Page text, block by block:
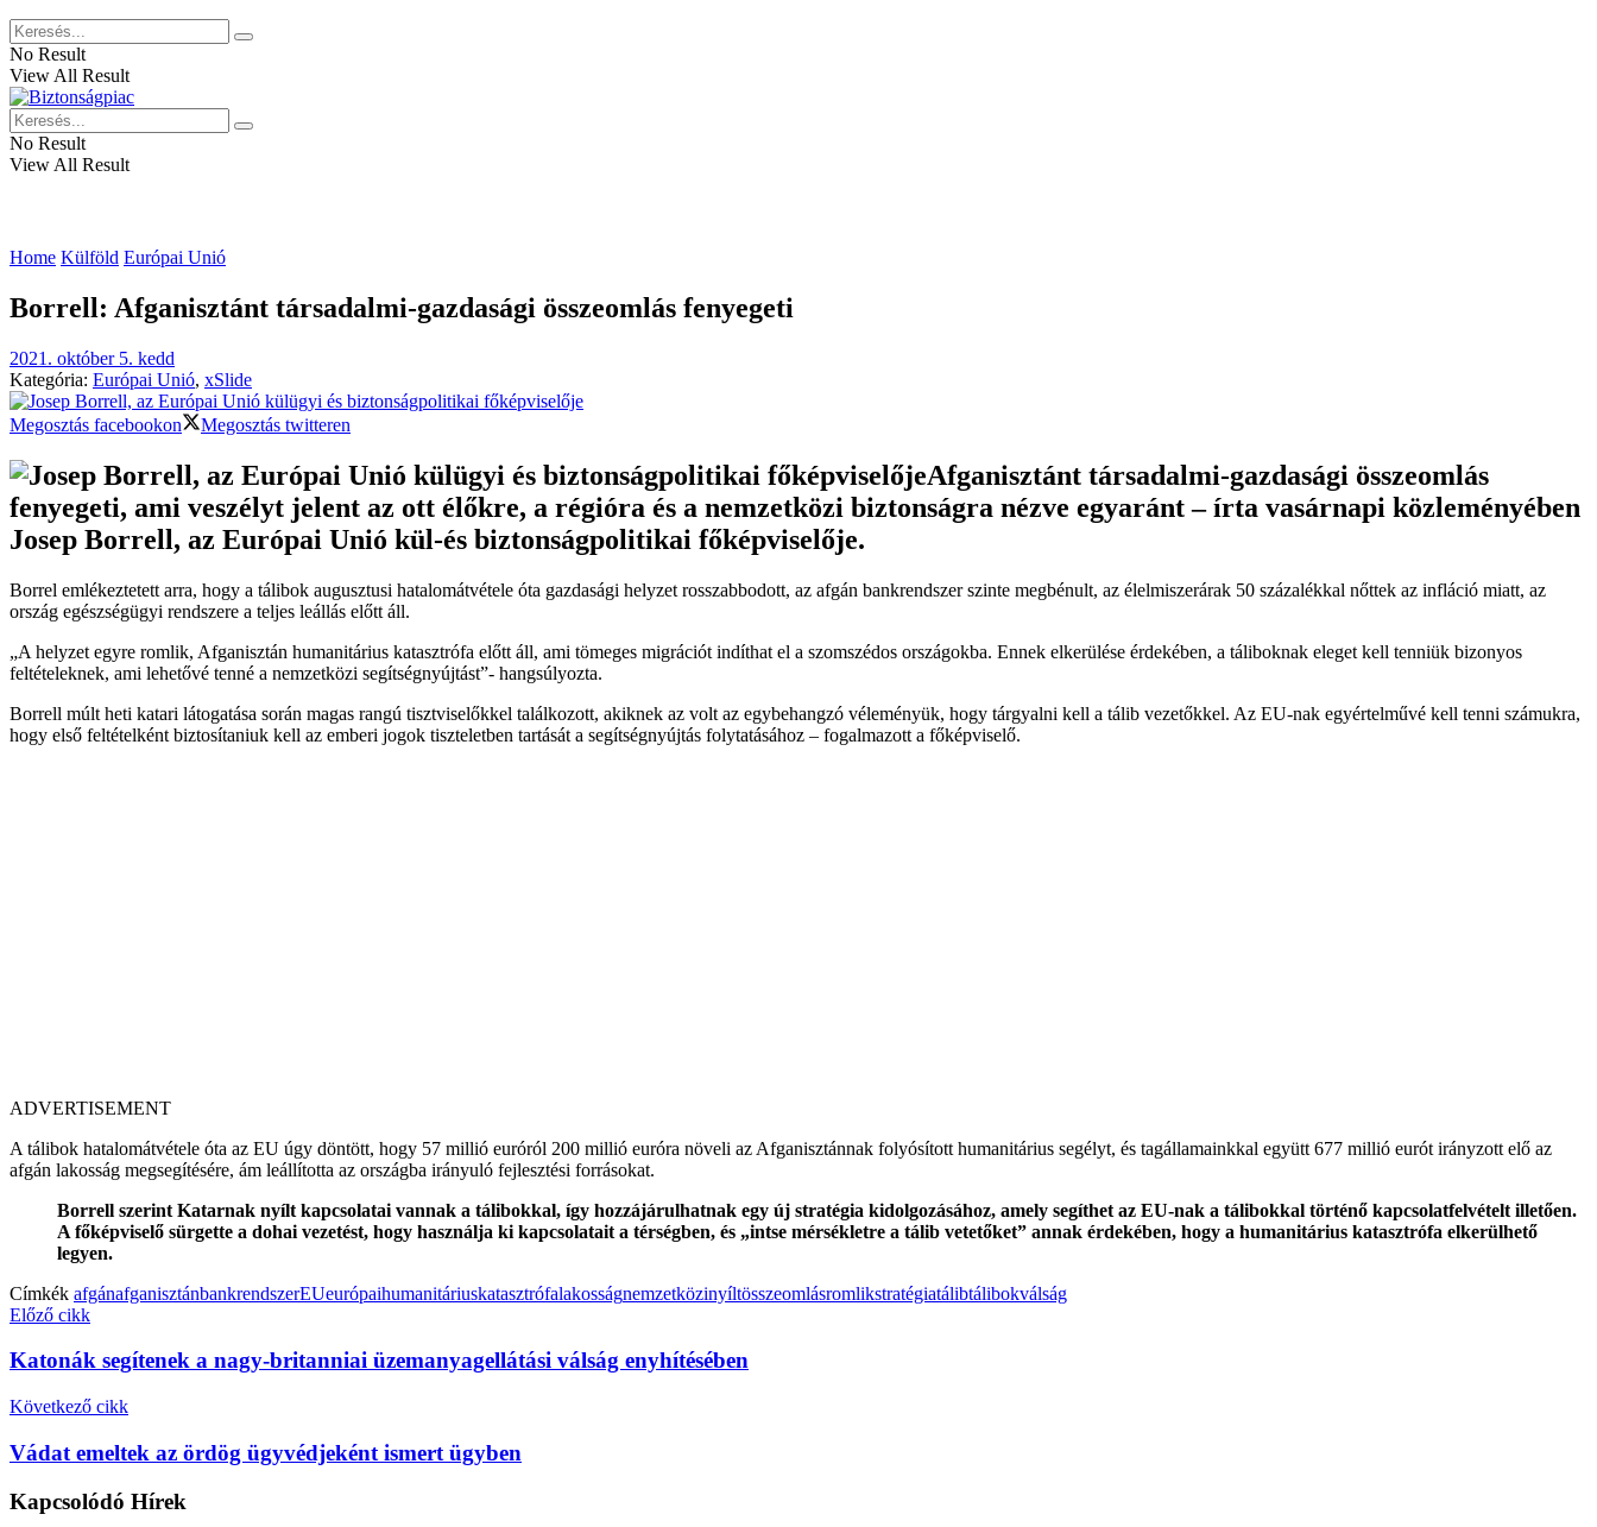
No Result
View All Result
No Result
View All Result
Home Külföld Európai Unió
Borrell: Afganisztánt társadalmi-gazdasági összeomlás fenyegeti
2021. október 5. kedd
Kategória: Európai Unió, xSlide
Megosztás facebookon Megosztás twitteren
Afganisztánt társadalmi-gazdasági összeomlás
fenyegeti, ami veszélyt jelent az ott élőkre, a régióra és a nemzetközi biztonságra nézve egyaránt – írta vasárnapi közleményében
Josep Borrell, az Európai Unió kül-és biztonságpolitikai főképviselője.
Borrel emlékeztetett arra, hogy a tálibok augusztusi hatalomátvétele óta gazdasági helyzet rosszabbodott, az afgán bankrendszer szinte megbénult, az élelmiszerárak 50 százalékkal nőttek az infláció miatt, az
ország egészségügyi rendszere a teljes leállás előtt áll.
„A helyzet egyre romlik, Afganisztán humanitárius katasztrófa előtt áll, ami tömeges migrációt indíthat el a szomszédos országokba. Ennek elkerülése érdekében, a táliboknak eleget kell tenniük bizonyos
feltételeknek, ami lehetővé tenné a nemzetközi segítségnyújtást”- hangsúlyozta.
Borrell múlt heti katari látogatása során magas rangú tisztviselőkkel találkozott, akiknek az volt az egybehangzó véleményük, hogy tárgyalni kell a tálib vezetőkkel. Az EU-nak egyértelművé kell tenni számukra,
hogy első feltételként biztosítaniuk kell az emberi jogok tiszteletben tartását a segítségnyújtás folytatásához – fogalmazott a főképviselő.
ADVERTISEMENT
A tálibok hatalomátvétele óta az EU úgy döntött, hogy 57 millió euróról 200 millió euróra növeli az Afganisztánnak folyósított humanitárius segélyt, és tagállamainkkal együtt 677 millió eurót irányzott elő az
afgán lakosság megsegítésére, ám leállította az országba irányuló fejlesztési forrásokat.
Borrell szerint Katarnak nyílt kapcsolatai vannak a tálibokkal, így hozzájárulhatnak egy új stratégia kidolgozásához, amely segíthet az EU-nak a tálibokkal történő kapcsolatfelvételt illetően.
A főképviselő sürgette a dohai vezetést, hogy használja ki kapcsolatait a térségben, és „intse mérsékletre a tálib vetetőket” annak érdekében, hogy a humanitárius katasztrófa elkerülhető
legyen.
Címkék afgánafganisztánbankrendszerEUeurópaihumanitáriuskatasztrófalakosságnemzetközinyíltösszeomlásromlikstratégiatálibtálibokválság
Előző cikk
Katonák segítenek a nagy-britanniai üzemanyagellátási válság enyhítésében
Következő cikk
Vádat emeltek az ördög ügyvédjeként ismert ügyben
Kapcsolódó Hírek